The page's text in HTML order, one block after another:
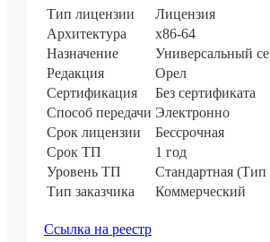
Тип лицензии
Лицензия
Архитектура
х86-64
Назначение
Универсальный
Редакция
Орел
Сертификация
Без сертификата
Способ передачи Электронно
Срок лицензии
Бессрочная
Срок ТП
1 год
Уровень ТП
Стандартная (Тип
Тип заказчика
Коммерческий
Ссылка на реестр